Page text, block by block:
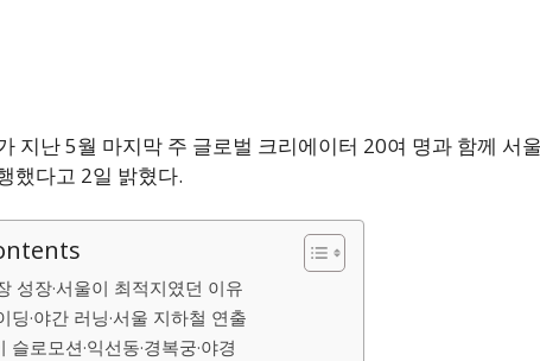
지난 5월 마지막 주 글로벌 크리에이터 20여 명과 함께 서울
했다고 2일 밝혔다.
성장·서울이 최적지였던 이유
딩·야간 러닝·서울 지하철 연출
로모션·익선동·경복궁·야경